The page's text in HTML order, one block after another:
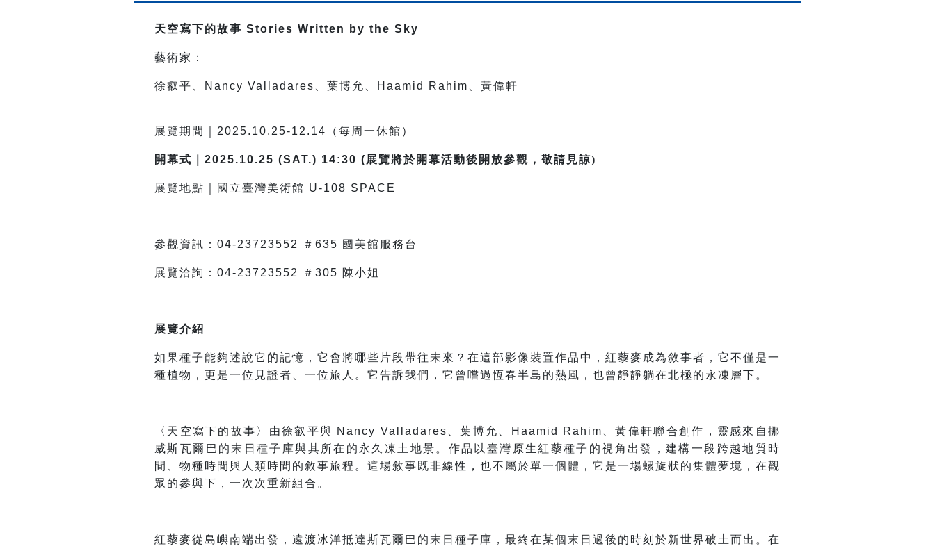
天空寫下的故事 Stories Written by the Sky
藝術家：
徐叡平、Nancy Valladares、葉博允、Haamid Rahim、黃偉軒
展覽期間｜2025.10.25-12.14（每周一休館）
開幕式｜2025.10.25 (SAT.) 14:30 (展覽將於開幕活動後開放參觀，敬請見諒)
展覽地點｜國立臺灣美術館 U-108 SPACE
參觀資訊：04-23723552 ＃635 國美館服務台
展覽洽詢：04-23723552 ＃305 陳小姐
展覽介紹
如果種子能夠述說它的記憶，它會將哪些片段帶往未來？在這部影像裝置作品中，紅藜麥成為敘事者，它不僅是一
種植物，更是一位見證者、一位旅人。它告訴我們，它曾嚐過恆春半島的熱風，也曾靜靜躺在北極的永凍層下。
〈天空寫下的故事〉由徐叡平與 Nancy Valladares、葉博允、Haamid Rahim、黃偉軒聯合創作，靈感來自挪
威斯瓦爾巴的末日種子庫與其所在的永久凍土地景。作品以臺灣原生紅藜種子的視角出發，建構一段跨越地質時
間、物種時間與人類時間的敘事旅程。這場敘事既非線性，也不屬於單一個體，它是一場螺旋狀的集體夢境，在觀
眾的參與下，一次次重新組合。
紅藜麥從島嶼南端出發，遠渡冰洋抵達斯瓦爾巴的末日種子庫，最終在某個末日過後的時刻於新世界破土而出。在